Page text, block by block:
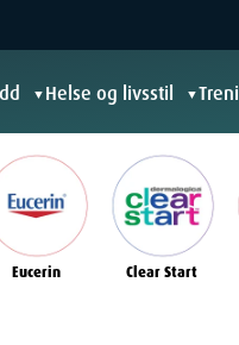
▼ Helse og livsstil ▼
Eucerin Clear Start